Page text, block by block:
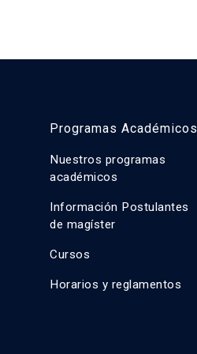
Programas Académicos
Nuestros programas
académicos
Información Postulantes
de magíster
Cursos
Horarios y reglamentos